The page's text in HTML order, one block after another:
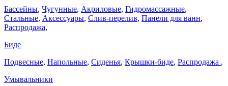
Бассейны, Чугунные, Акриловые, Гидромассажные,
Стальные, Аксессуары, Слив-перелив, Панели для ванн,
Распродажа,
Биде
Подвесные, Напольные, Сиденья, Крышки-биде, Распродажа ,
Умывальники